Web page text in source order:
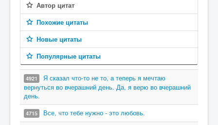
Автор цитат
Похожие цитаты
Новые цитаты
Популярные цитаты
4921
Я сказал что-то не то, а теперь я мечтаю
вернуться во вчерашний день. Да, я верю во вчерашний
день.
4715 Все, что тебе нужно - это любовь.